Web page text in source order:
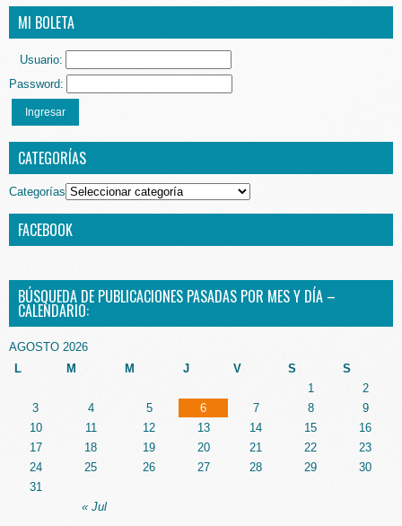
MI BOLETA
Usuario:
Password:
Ingresar
CATEGORÍAS
Categorías
FACEBOOK
BÚSQUEDA DE PUBLICACIONES PASADAS POR MES Y DÍA –
CALENDARIO:
AGOSTO 2026
L
M M J V S S
« Jul
1
2
3
4 5 6 7 8
9
10
11 12 13 14 15
16
17
18 19 20 21 22
23
24
25 26 27 28 29
30
31